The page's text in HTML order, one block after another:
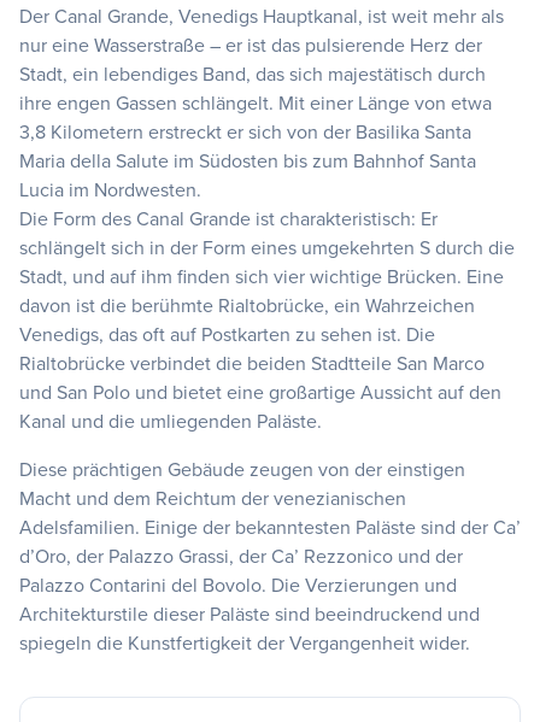
Der Canal Grande, Venedigs Hauptkanal, ist weit mehr als
nur eine Wasserstraße – er ist das pulsierende Herz der
Stadt, ein lebendiges Band, das sich majestätisch durch
ihre engen Gassen schlängelt. Mit einer Länge von etwa
3,8 Kilometern erstreckt er sich von der Basilika Santa
Maria della Salute im Südosten bis zum Bahnhof Santa
Lucia im Nordwesten.
Die Form des Canal Grande ist charakteristisch: Er
schlängelt sich in der Form eines umgekehrten S durch die
Stadt, und auf ihm finden sich vier wichtige Brücken. Eine
davon ist die berühmte Rialtobrücke, ein Wahrzeichen
Venedigs, das oft auf Postkarten zu sehen ist. Die
Rialtobrücke verbindet die beiden Stadtteile San Marco
und San Polo und bietet eine großartige Aussicht auf den
Kanal und die umliegenden Paläste.
Diese prächtigen Gebäude zeugen von der einstigen
Macht und dem Reichtum der venezianischen
Adelsfamilien. Einige der bekanntesten Paläste sind der Ca’
d’Oro, der Palazzo Grassi, der Ca’ Rezzonico und der
Palazzo Contarini del Bovolo. Die Verzierungen und
Architekturstile dieser Paläste sind beeindruckend und
spiegeln die Kunstfertigkeit der Vergangenheit wider.